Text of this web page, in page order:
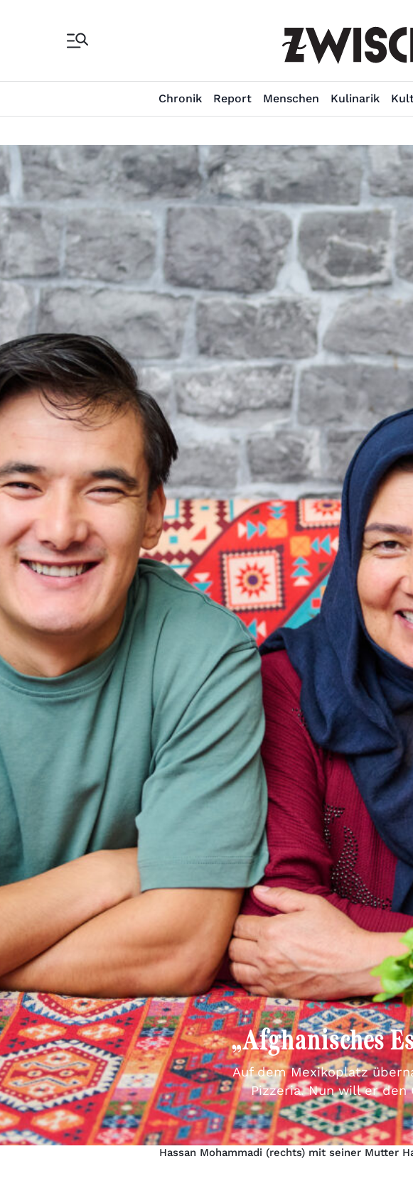
Chronik Report Menschen Kulinarik
„Afghanisches
Auf dem Mexikoplatz
Pizzeria. Nun will er den
Hassan Mohammadi (rechts) mit seiner Mutter